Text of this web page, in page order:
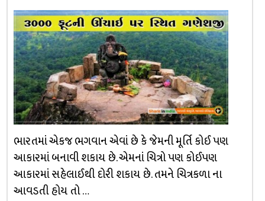
ભારતમાં એકજ ભગવાન એવાં છે કે જેમની મૂર્તિ કોઈ પણ
આકારમાં બનાવી શકાય છે. એમનાં ચિત્રો પણ કોઈપણ
આકારમાં સહેલાઈથી દોરી શકાય છે. તમને ચિત્રકળા ના
આવડતી હોય તો …